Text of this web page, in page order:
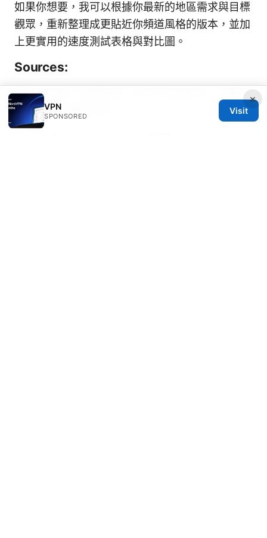
如果你想要，我可以根據你最新的地區需求與目標
觀眾，重新整理成更貼近你頻道風格的版本，並加
上更實用的速度測試表格與對比圖。
Sources:
翻墙浏览器：实用指南、评测与选用技巧，全面解
析VPN与代理的不同
×
VPN
SPONSORED
Visit